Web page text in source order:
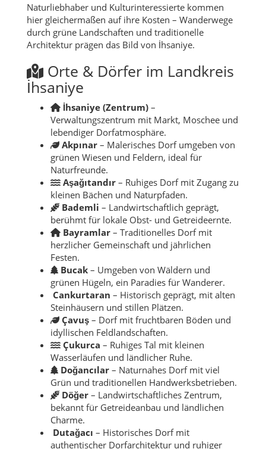
Naturliebhaber und Kulturinteressierte kommen
hier gleichermaßen auf ihre Kosten – Wanderwege
durch grüne Landschaften und traditionelle
Architektur prägen das Bild von İhsaniye.
Orte & Dörfer im Landkreis
İhsaniye
İhsaniye (Zentrum) –
Verwaltungszentrum mit Markt, Moschee und
lebendiger Dorfatmosphäre.
Akpınar – Malerisches Dorf umgeben von
grünen Wiesen und Feldern, ideal für
Naturfreunde.
Aşağıtandır – Ruhiges Dorf mit Zugang zu
kleinen Bächen und Naturpfaden.
Bademli – Landwirtschaftlich geprägt,
berühmt für lokale Obst- und Getreideernte.
Bayramlar – Traditionelles Dorf mit
herzlicher Gemeinschaft und jährlichen
Festen.
Bucak – Umgeben von Wäldern und
grünen Hügeln, ein Paradies für Wanderer.
Cankurtaran – Historisch geprägt, mit alten
Steinhäusern und stillen Plätzen.
Çavuş – Dorf mit fruchtbaren Böden und
idyllischen Feldlandschaften.
Çukurca – Ruhiges Tal mit kleinen
Wasserläufen und ländlicher Ruhe.
Doğancılar – Naturnahes Dorf mit viel
Grün und traditionellen Handwerksbetrieben.
Döğer – Landwirtschaftliches Zentrum,
bekannt für Getreideanbau und ländlichen
Charme.
Dutağacı – Historisches Dorf mit
authentischer Dorfarchitektur und ruhiger